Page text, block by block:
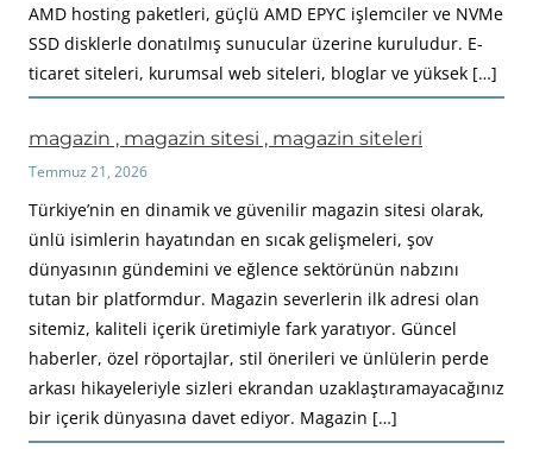
AMD hosting paketleri, güçlü AMD EPYC işlemciler ve NVMe
SSD disklerle donatılmış sunucular üzerine kuruludur. E-
ticaret siteleri, kurumsal web siteleri, bloglar ve yüksek […]
magazin , magazin sitesi , magazin siteleri
Temmuz 21, 2026
Türkiye’nin en dinamik ve güvenilir magazin sitesi olarak,
ünlü isimlerin hayatından en sıcak gelişmeleri, şov
dünyasının gündemini ve eğlence sektörünün nabzını
tutan bir platformdur. Magazin severlerin ilk adresi olan
sitemiz, kaliteli içerik üretimiyle fark yaratıyor. Güncel
haberler, özel röportajlar, stil önerileri ve ünlülerin perde
arkası hikayeleriyle sizleri ekrandan uzaklaştıramayacağınız
bir içerik dünyasına davet ediyor. Magazin […]